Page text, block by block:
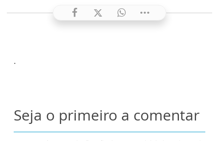
.
Seja o primeiro a comentar